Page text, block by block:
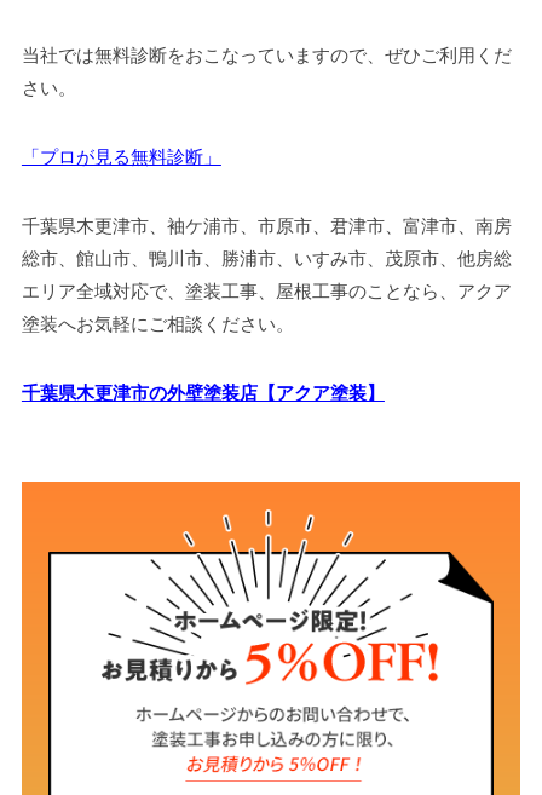
当社では無料診断をおこなっていますので、ぜひご利用くだ
さい。
「プロが見る無料診断」
千葉県木更津市、袖ケ浦市、市原市、君津市、富津市、南房
総市、館山市、鴨川市、勝浦市、いすみ市、茂原市、他房総
エリア全域対応で、塗装工事、屋根工事のことなら、アクア
塗装へお気軽にご相談ください。
千葉県木更津市の外壁塗装店【アクア塗装】